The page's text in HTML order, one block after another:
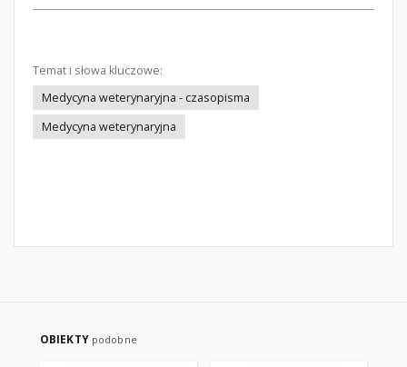
Temat i słowa kluczowe:
Medycyna weterynaryjna - czasopisma
Medycyna weterynaryjna
OBIEKTY podobne